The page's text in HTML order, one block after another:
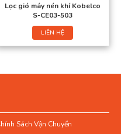
Lọc gió máy nén khí Kobelco
S-CE03-503
LIÊN HỆ
Sách Vận Chuyển